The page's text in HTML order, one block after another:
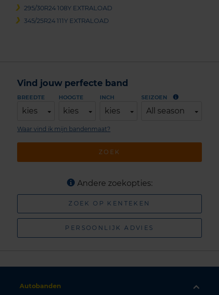
295/30R24 108Y EXTRALOAD
345/25R24 111Y EXTRALOAD
Vind jouw perfecte band
BREEDTE
kies
HOOGTE
kies
INCH
kies
SEIZOEN
All season
ZOEK
Waar vind ik mijn bandenmaat?
Andere zoekopties:
ZOEK OP KENTEKEN
PERSOONLIJK ADVIES
Autobanden